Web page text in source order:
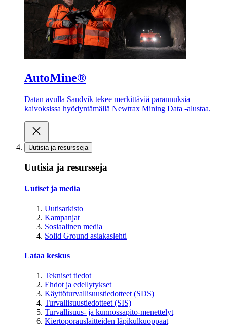
AutoMine®
Datan avulla Sandvik tekee merkittäviä parannuksia
kaivoksissa hyödyntämällä Newtrax Mining Data -alustaa.
Uutisia ja resursseja
Uutisia ja resursseja
Uutiset ja media
Uutisarkisto
Kampanjat
Sosiaalinen media
Solid Ground asiakaslehti
Lataa keskus
Tekniset tiedot
Ehdot ja edellytykset
Käyttöturvallisuustiedotteet (SDS)
Turvallisuustiedotteet (SIS)
Turvallisuus- ja kunnossapito-menettelyt
Kiertoporauslaitteiden läpikulkuoppaat